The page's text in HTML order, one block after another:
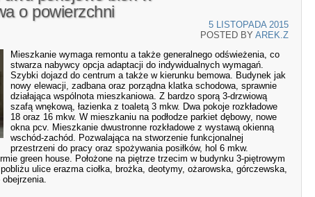
o powierzchni
5 LISTOPADA 2015
POSTED BY AREK.Z
Mieszkanie wymaga remontu a także generalnego odświeżenia, co
stwarza nabywcy opcja adaptacji do indywidualnych wymagań.
Szybki dojazd do centrum a także w kierunku bemowa. Budynek jak
nowy elewacji, zadbana oraz porządna klatka schodowa, sprawnie
działająca wspólnota mieszkaniowa. Z bardzo sporą 3-drzwiową
szafą wnękową, łazienka z toaletą 3 mkw. Dwa pokoje rozkładowe
18 oraz 16 mkw. W mieszkaniu na podłodze parkiet dębowy, nowe
okna pcv. Mieszkanie dwustronne rozkładowe z wystawą okienną
wschód-zachód. Pozwalająca na stworzenie funkcjonalnej
przestrzeni do pracy oraz spożywania posiłków, hol 6 mkw.
green house. Położone na piętrze trzecim w budynku 3-piętrowym
ulice erazma ciołka, brożka, deotymy, ożarowska, górczewska,